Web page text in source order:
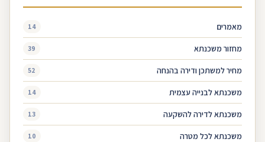
מאמרים 14
מחזור משכנתא 39
מחיר למשתכן ודירה בהנחה 52
משכנתא לבנייה עצמית 14
משכנתא לדירה להשקעה 13
משכנתא לכל מטרה 10